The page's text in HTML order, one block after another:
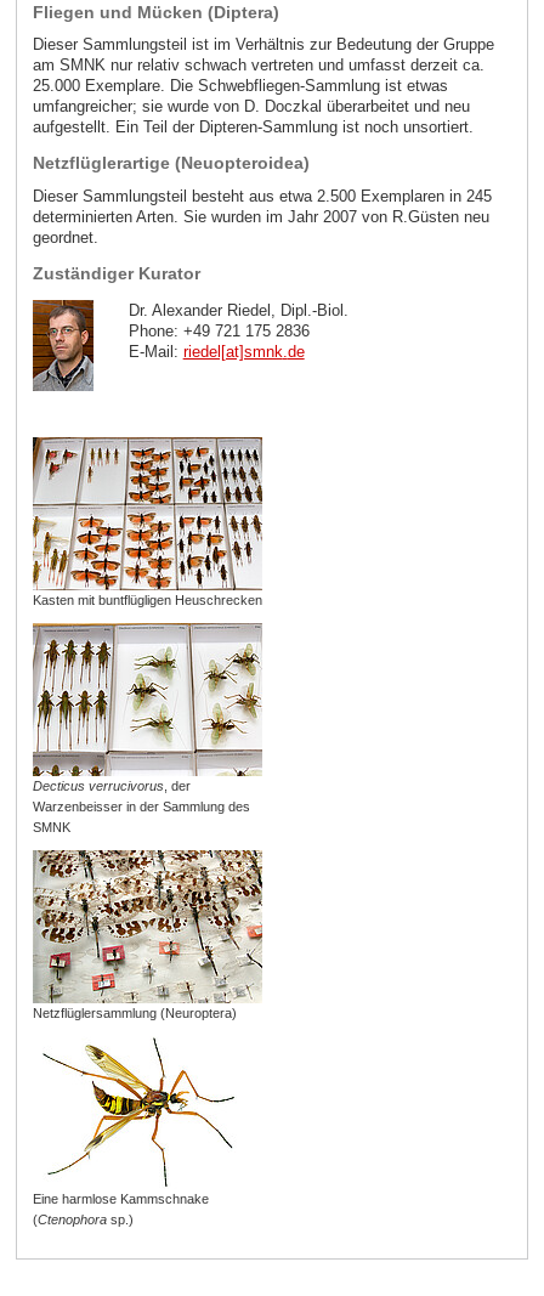
Fliegen und Mücken (Diptera)
Dieser Sammlungsteil ist im Verhältnis zur Bedeutung der Gruppe
am SMNK nur relativ schwach vertreten und umfasst derzeit ca.
25.000 Exemplare. Die Schwebfliegen-Sammlung ist etwas
umfangreicher; sie wurde von D. Doczkal überarbeitet und neu
aufgestellt. Ein Teil der Dipteren-Sammlung ist noch unsortiert.
Netzflüglerartige (Neuopteroidea)
Dieser Sammlungsteil besteht aus etwa 2.500 Exemplaren in 245
determinierten Arten. Sie wurden im Jahr 2007 von R.Güsten neu
geordnet.
Zuständiger Kurator
Dr. Alexander Riedel, Dipl.-Biol.
Phone: +49 721 175 2836
E-Mail: riedel[at]smnk de
Kasten mit buntflügligen Heuschrecken
Decticus verrucivorus, der
Warzenbeisser in der Sammlung des
SMNK
Netzflüglersammlung (Neuroptera)
Eine harmlose Kammschnake
(Ctenophorasp.)